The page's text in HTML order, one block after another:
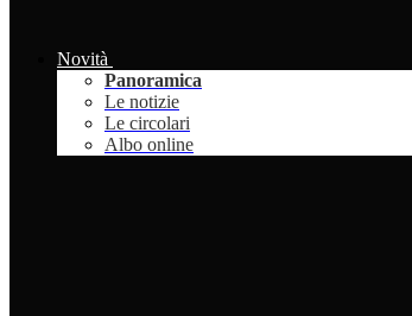
Novità
Panoramica
Le notizie
Le circolari
Albo online